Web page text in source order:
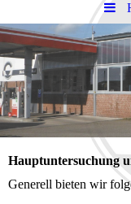
Hauptuntersuchung
Generell bieten wir